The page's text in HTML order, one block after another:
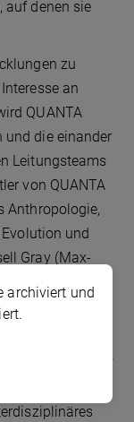
auf denen sie
zu
an
QUANTA
die einander
Leitungsteams
von QUANTA
Anthropologie,
und
Gray (Max-
Leipzig,
d'Errico
Rafael Núñez
archiviert und